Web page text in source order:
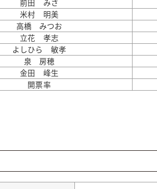
前田 みさ
米村 明美
高橋 みつお
立花 孝志
よしひら 敏孝
泉 房穂
金田 峰生
開票率